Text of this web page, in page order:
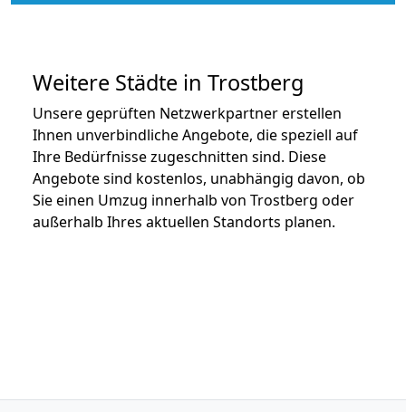
Weitere Städte in Trostberg
Unsere geprüften Netzwerkpartner erstellen
Ihnen unverbindliche Angebote, die speziell auf
Ihre Bedürfnisse zugeschnitten sind. Diese
Angebote sind kostenlos, unabhängig davon, ob
Sie einen Umzug innerhalb von Trostberg oder
außerhalb Ihres aktuellen Standorts planen.